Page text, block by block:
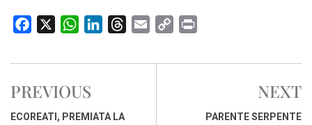
c
b
o
W
a
s
A
n
d
r
a
p
i
PREVIOUS
ECOREATI, PREMIATA LA
NEXT
PARENTE SERPENTE